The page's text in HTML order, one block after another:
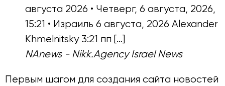
августа 2026 • Четверг, 6 августа, 2026,
15:21 • Израиль 6 августа, 2026 Alexander
Khmelnitsky 3:21 пп […]
NAnews - Nikk.Agency Israel News
Первым шагом для создания сайта новостей